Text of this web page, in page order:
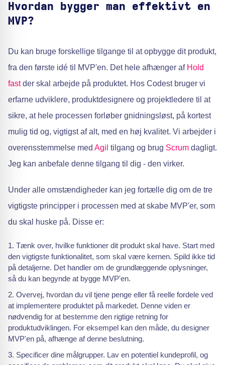
Hvordan bygger man effektivt en
MVP?
Du kan bruge forskellige tilgange til at opbygge dit produkt,
fra den første idé til MVP'en. Det hele afhænger af Hold
fastder skal arbejde på produktet. Hos Codest bruger vi
erfarne udviklere, produktdesignere og projektledere til at
sikre, at hele processen forløber gnidningsløst, på kortest
mulig tid og, vigtigst af alt, med en høj kvalitet. Vi arbejder i
overensstemmelse med Agil tilgang og brug Scrum dagligt.
Jeg kan anbefale denne tilgang til dig - den virker.
Under alle omstændigheder kan jeg fortælle dig om de tre
vigtigste principper i processen med at skabe MVP'er, som
du skal huske på. Disse er:
Tænk over, hvilke funktioner dit produkt skal have. Start med
den vigtigste funktionalitet, som skal være kernen. Spild ikke tid
på detaljerne. Det handler om de grundlæggende oplysninger,
så du kan begynde at bygge MVP'en.
Overvej, hvordan du vil tjene penge eller få reelle fordele ved
at implementere produktet på markedet. Denne viden er
nødvendig for at bestemme den rigtige retning for
produktudviklingen. For eksempel kan den måde, du designer
MVP'en på, afhænge af denne beslutning.
Specificer dine målgrupper. Lav en potentiel kundeprofil, og